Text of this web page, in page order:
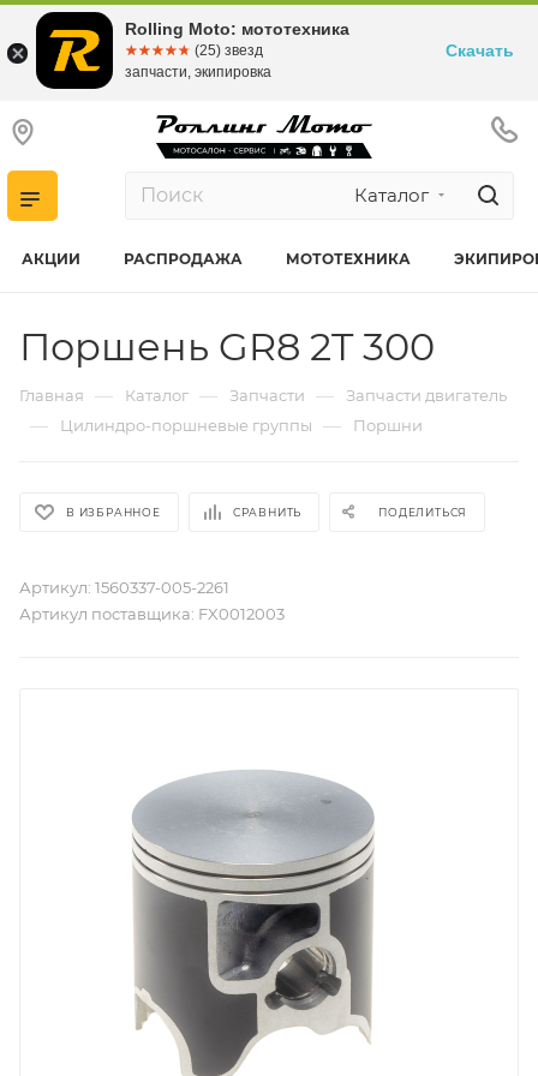
Каталог
АКЦИИ РАСПРОДАЖА МОТОТЕХНИКА
Поршень GR8 2T 300
Главная — Каталог — Запчасти — Запчасти двигатель
— Цилиндро-поршневые группы — Поршни
В ИЗБРАННОЕ СРАВНИТЬ ПОДЕЛИТЬСЯ
Артикул: 1560337-005-2261
Артикул поставщика: FX0012003
Rolling Moto: мототехника
☆☆☆☆☆
★★★★★ (25) звезд
запчасти, экипировка
Скачать